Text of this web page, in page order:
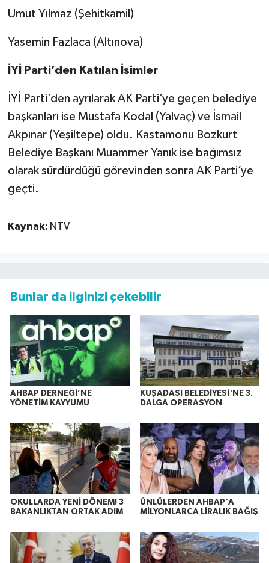
Umut Yılmaz (Şehitkamil)
Yasemin Fazlaca (Altınova)
İYİ Parti’den Katılan İsimler
İYİ Parti’den ayrılarak AK Parti’ye geçen belediye
başkanları ise Mustafa Kodal (Yalvaç) ve İsmail
Akpınar (Yeşiltepe) oldu. Kastamonu Bozkurt
Belediye Başkanı Muammer Yanık ise bağımsız
olarak sürdürdüğü görevinden sonra AK Parti’ye
geçti.
Kaynak: NTV
Bunlar da ilginizi çekebilir
AHBAP DERNEĞİ’NE
YÖNETİM KAYYUMU
KUŞADASI BELEDİYESİ'NE 3.
DALGA OPERASYON
OKULLARDA YENİ DÖNEM! 3
BAKANLIKTAN ORTAK ADIM
ÜNLÜLERDEN AHBAP'A
MİLYONLARCA LİRALIK BAĞIŞ